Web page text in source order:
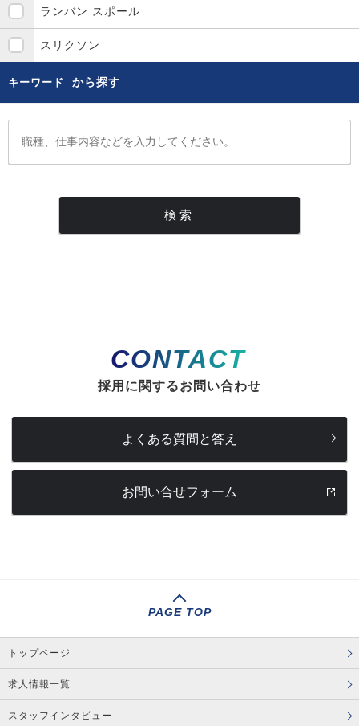
ランバン スポール
スリクソン
キーワード から探す
CONTACT
採用に関するお問い合わせ
よくある質問と答え
お問い合せフォーム
PAGE TOP
トップページ
求人情報一覧
スタッフインタビュー